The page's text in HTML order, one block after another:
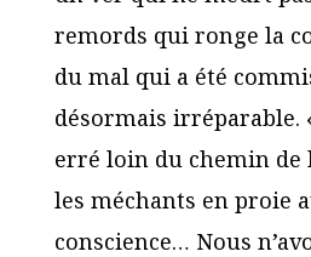
remords qui ronge la
du mal qui a été
désormais irréparable.
erré loin du chemin
les méchants en proie
conscience… Nous